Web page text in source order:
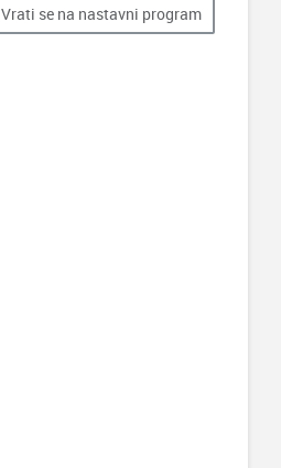
Vrati se na nastavni program